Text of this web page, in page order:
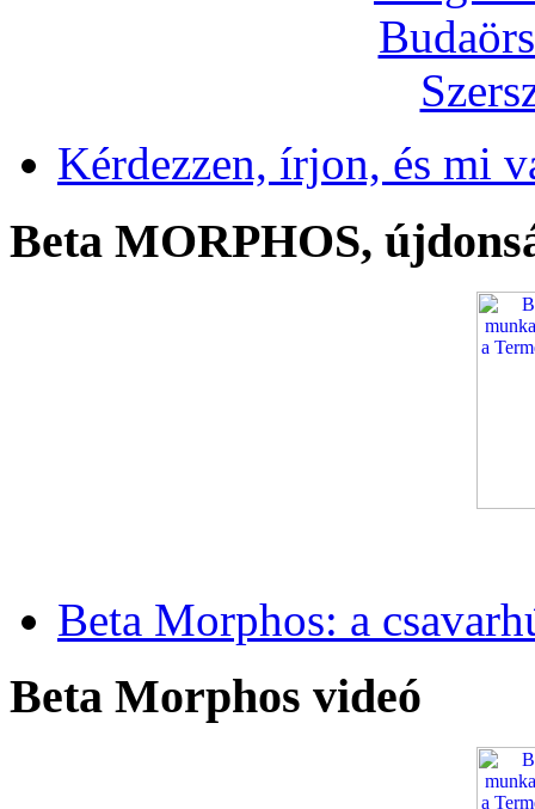
Kérdezzen, írjon, és mi
Beta MORPHOS,
Beta Morphos: a
Beta Morphos videó